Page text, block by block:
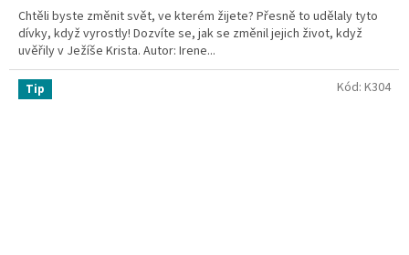
z
5
hvězdiček.
Chtěli byste změnit svět, ve kterém žijete? Přesně to udělaly tyto
dívky, když vyrostly! Dozvíte se, jak se změnil jejich život, když
uvěřily v Ježíše Krista. Autor: Irene...
Tip Kód: K304